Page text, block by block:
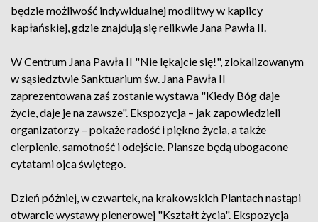
będzie możliwość indywidualnej modlitwy w kaplicy
kapłańskiej, gdzie znajdują się relikwie Jana Pawła II.
W Centrum Jana Pawła II "Nie lękajcie się!", zlokalizowanym
w sąsiedztwie Sanktuarium św. Jana Pawła II
zaprezentowana zaś zostanie wystawa "Kiedy Bóg daje
życie, daje je na zawsze". Ekspozycja – jak zapowiedzieli
organizatorzy – pokaże radość i piękno życia, a także
cierpienie, samotność i odejście. Plansze będą ubogacone
cytatami ojca świętego.
Dzień później, w czwartek, na krakowskich Plantach nastąpi
otwarcie wystawy plenerowej "Kształt życia". Ekspozycja